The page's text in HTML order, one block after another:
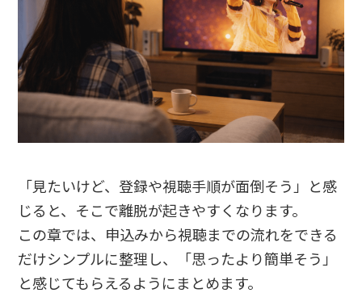
「見たいけど、登録や視聴手順が面倒そう」と感
じると、そこで離脱が起きやすくなります。
この章では、申込みから視聴までの流れをできる
だけシンプルに整理し、「思ったより簡単そう」
と感じてもらえるようにまとめます。